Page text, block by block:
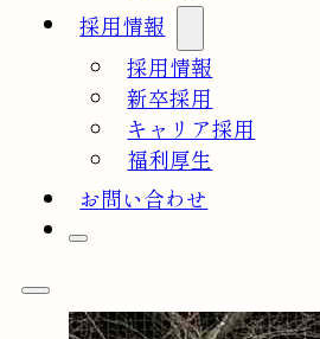
採用情報
採用情報
新卒採用
キャリア採用
福利厚生
お問い合わせ